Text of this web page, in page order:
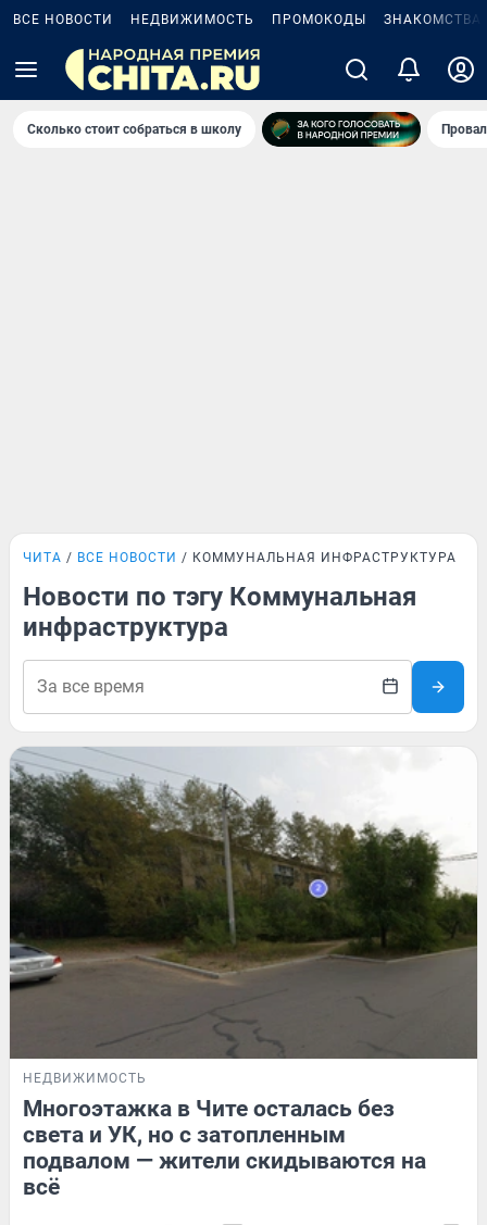
ВСЕ НОВОСТИ НЕДВИЖИМОСТЬ ПРОМОКОДЫ ЗНАКОМСТВА
Сколько стоит собраться в школу
ЧИТА ВСЕ НОВОСТИ КОММУНАЛЬНАЯ ИНФРАСТРУКТУРА
Новости по тэгу Коммунальная
инфраструктура
НЕДВИЖИМОСТЬ
Многоэтажка в Чите осталась без
света и УК, но с затопленным
подвалом — жители скидываются на
всё